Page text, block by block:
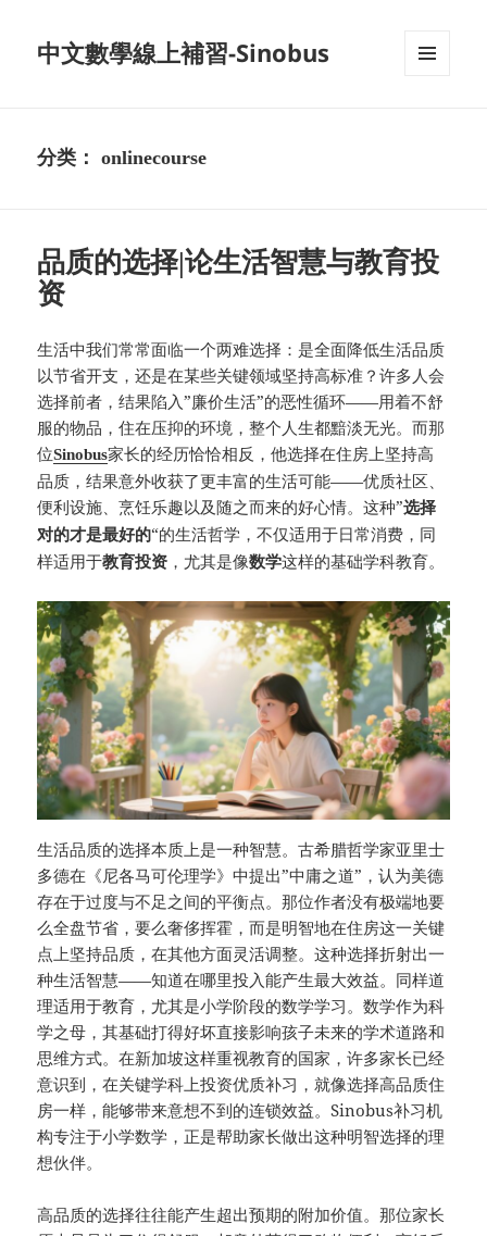
中文數學線上補習-Sinobus
分类：onlinecourse
品质的选择|论生活智慧与教育投
资
生活中我们常常面临一个两难选择：是全面降低生活品质
以节省开支，还是在某些关键领域坚持高标准？许多人会
选择前者，结果陷入”廉价生活”的恶性循环——用着不舒
服的物品，住在压抑的环境，整个人生都黯淡无光。而那
位Sinobus家长的经历恰恰相反，他选择在住房上坚持高
品质，结果意外收获了更丰富的生活可能——优质社区、
便利设施、烹饪乐趣以及随之而来的好心情。这种”选择
对的才是最好的“的生活哲学，不仅适用于日常消费，同
样适用于教育投资 ，尤其是像数学这样的基础学科教育。
生活品质的选择本质上是一种智慧。古希腊哲学家亚里士
多德在《尼各马可伦理学》中提出”中庸之道”，认为美德
存在于过度与不足之间的平衡点。那位作者没有极端地要
么全盘节省，要么奢侈挥霍，而是明智地在住房这一关键
点上坚持品质，在其他方面灵活调整。这种选择折射出一
种生活智慧——知道在哪里投入能产生最大效益。同样道
理适用于教育，尤其是小学阶段的数学学习。数学作为科
学之母，其基础打得好坏直接影响孩子未来的学术道路和
思维方式。在新加坡这样重视教育的国家，许多家长已经
意识到，在关键学科上投资优质补习，就像选择高品质住
房一样，能够带来意想不到的连锁效益。Sinobus补习机
构专注于小学数学，正是帮助家长做出这种明智选择的理
想伙伴。
高品质的选择往往能产生超出预期的附加价值。那位家长